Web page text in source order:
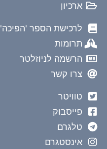
ארכיון
לרכישת הספר 'הפיכה'
תרומות
הרשמה לניוזלטר
צרו קשר
טוויטר
פייסבוק
טלגרם
אינסטגרם